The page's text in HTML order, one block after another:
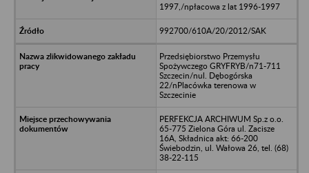
1997,/npłacowa z lat 1996-1997
992700/610A/20/2012/SAK
Przedsiębiorstwo Przemysłu
Spożywczego GRYFRYB/n71-711
Szczecin/nul. Dębogórska
22/nPlacówka terenowa w
Szczecinie
PERFEKCJA ARCHIWUM Sp.z o.o.
65-775 Zielona Góra ul. Zacisze
16A, Składnica akt: 66-200
Świebodzin, ul. Wałowa 26, tel. (68)
38-22-115